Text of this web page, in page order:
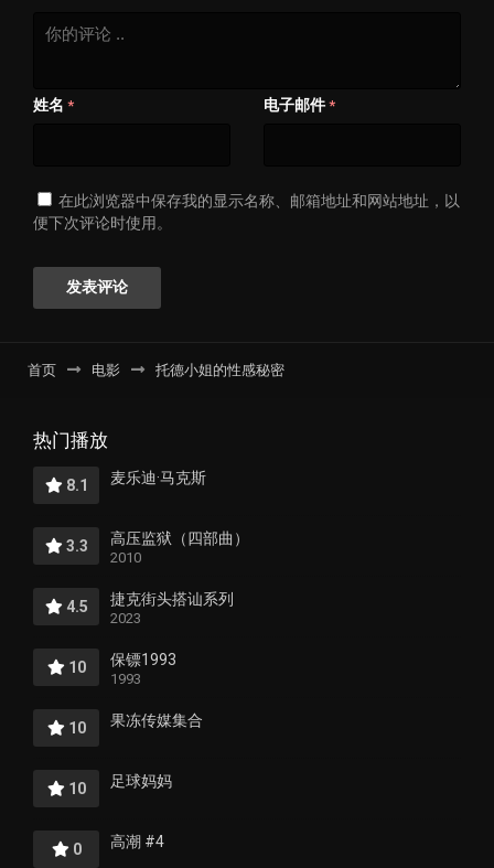
姓名 * 电子邮件 *
在此浏览器中保存我的显示名称、邮箱地址和网站地址，以
便下次评论时使用。
首页 电影 托德小姐的性感秘密
热门播放
8.1 麦乐迪·马克斯
3.3 高压监狱（四部曲）
2010
4.5 捷克街头搭讪系列
2023
10 保镖1993
1993
10 果冻传媒集合
10 足球妈妈
0 高潮 #4